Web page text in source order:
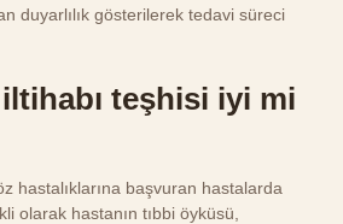
duyarlılık gösterilerek tedavi süreci
iltihabı teşhisi iyi mi
hastalıklarına başvuran hastalarda
olarak hastanın tıbbi öyküsü,